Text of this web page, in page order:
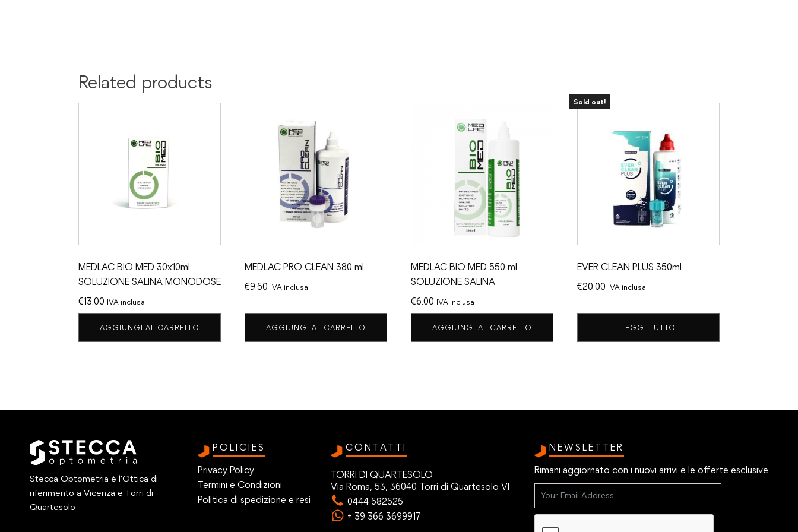
Related products
MEDLAC BIO MED 30x10ml
SOLUZIONE SALINA MONODOSE
€13.00 IVA inclusa
AGGIUNGI AL CARRELLO
MEDLAC PRO CLEAN 380 ml
€9.50 IVA inclusa
AGGIUNGI AL CARRELLO
MEDLAC BIO MED 550 ml
SOLUZIONE SALINA
€6.00 IVA inclusa
AGGIUNGI AL CARRELLO
Sold out!
EVER CLEAN PLUS 350ml
€20.00 IVA inclusa
LEGGI TUTTO
Stecca Optometria è l'Ottica di
riferimento a Vicenza e Torri di
Quartesolo
POLICIES
Privacy Policy
Termini e Condizioni
Politica di spedizione e resi
CONTATTI
TORRI DI QUARTESOLO
Via Roma, 53, 36040 Torri di Quartesolo VI
0444 582525
+ 39 366 3699917
NEWSLETTER
Rimani aggiornato con i nuovi arrivi e le offerte esclusive